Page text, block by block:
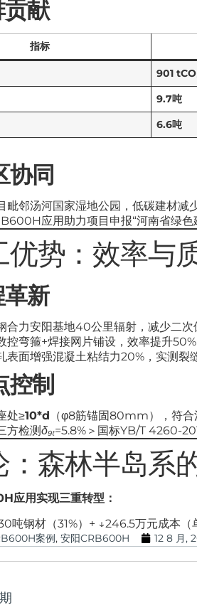
献
指标
901
9.7吨
6.6吨
协同
毗邻汤河国家湿地公园，低碳建材减
应用助力项目申报“河南省绿
优势：效率与
新
合力安阳基地40公里辐射，减少二次
控弯箍+焊接网片铺设，效率提升
表面增强混凝土粘结力20%，实测
控制
处≥10*d （φ8筋锚固80mm），符合
方检测δ₉ₜ=5.8%＞国标YB/T 4260-
：森林半岛系
应用实现三重转型：
吨钢材（31%）+ ↓246.5万元成本（
案例, 安阳CRB600H 12 8 月,